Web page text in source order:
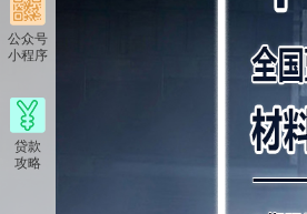
公众号
小程序
贷款
攻略